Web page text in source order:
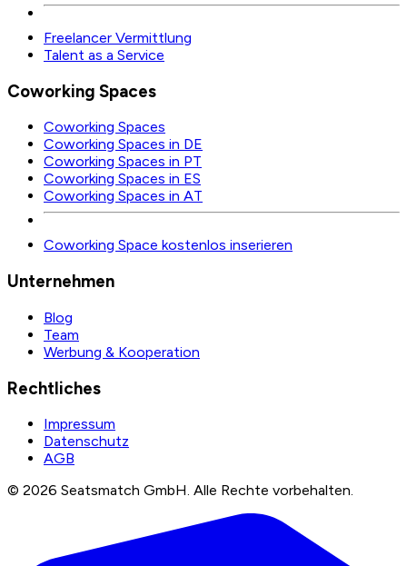
Freelancer Vermittlung
Talent as a Service
Coworking Spaces
Coworking Spaces
Coworking Spaces in DE
Coworking Spaces in PT
Coworking Spaces in ES
Coworking Spaces in AT
Coworking Space kostenlos inserieren
Unternehmen
Blog
Team
Werbung & Kooperation
Rechtliches
Impressum
Datenschutz
AGB
© 2026 Seatsmatch GmbH. Alle Rechte vorbehalten.